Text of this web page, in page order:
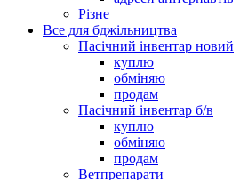
Різне
Все для бджільництва
Пасічний інвентар новий
куплю
обміняю
продам
Пасічний інвентар б/в
куплю
обміняю
продам
Ветпрепарати